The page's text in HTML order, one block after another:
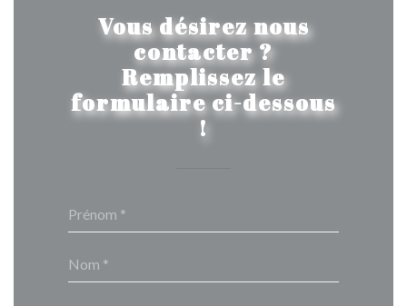
Vous désirez nous
contacter ?
Remplissez le
formulaire ci-dessous
!